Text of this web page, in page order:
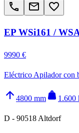
call email favorite_border
EP WSi161 /
9990 €
Eléctrico Apilador con
arrow_upward 4800 mm weight 1.600
D - 90518 Altdorf